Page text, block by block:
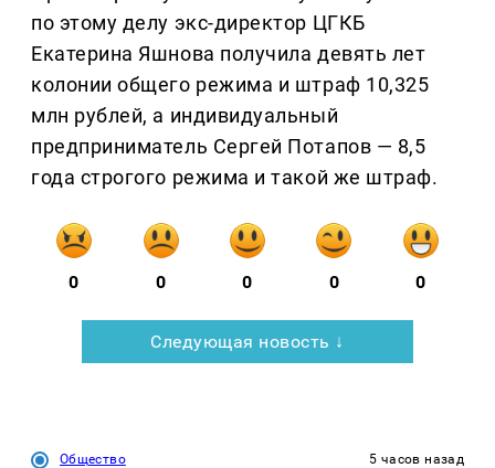
по этому делу экс-директор ЦГКБ
Екатерина Яшнова получила девять лет
колонии общего режима и штраф 10,325
млн рублей, а индивидуальный
предприниматель Сергей Потапов — 8,5
года строгого режима и такой же штраф.
0 0 0 0 0
Следующая новость ↓
Общество 5 часов назад